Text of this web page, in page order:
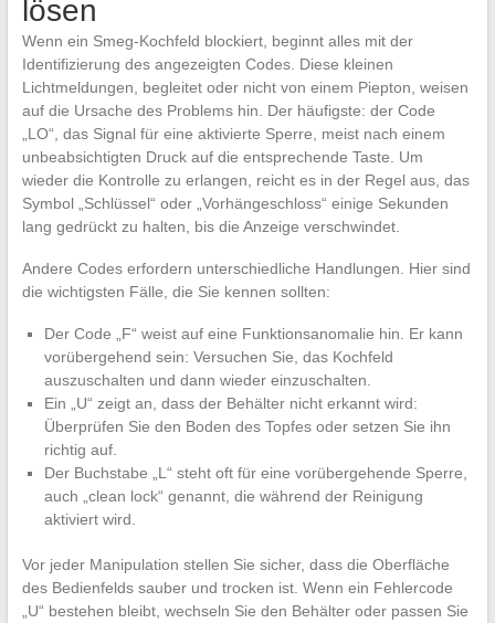
lösen
Wenn ein Smeg-Kochfeld blockiert, beginnt alles mit der
Identifizierung des angezeigten Codes. Diese kleinen
Lichtmeldungen, begleitet oder nicht von einem Piepton, weisen
auf die Ursache des Problems hin. Der häufigste: der Code
„LO“, das Signal für eine aktivierte Sperre, meist nach einem
unbeabsichtigten Druck auf die entsprechende Taste. Um
wieder die Kontrolle zu erlangen, reicht es in der Regel aus, das
Symbol „Schlüssel“ oder „Vorhängeschloss“ einige Sekunden
lang gedrückt zu halten, bis die Anzeige verschwindet.
Andere Codes erfordern unterschiedliche Handlungen. Hier sind
die wichtigsten Fälle, die Sie kennen sollten:
Der Code „F“ weist auf eine Funktionsanomalie hin. Er kann
vorübergehend sein: Versuchen Sie, das Kochfeld
auszuschalten und dann wieder einzuschalten.
Ein „U“ zeigt an, dass der Behälter nicht erkannt wird:
Überprüfen Sie den Boden des Topfes oder setzen Sie ihn
richtig auf.
Der Buchstabe „L“ steht oft für eine vorübergehende Sperre,
auch „clean lock“ genannt, die während der Reinigung
aktiviert wird.
Vor jeder Manipulation stellen Sie sicher, dass die Oberfläche
des Bedienfelds sauber und trocken ist. Wenn ein Fehlercode
„U“ bestehen bleibt, wechseln Sie den Behälter oder passen Sie